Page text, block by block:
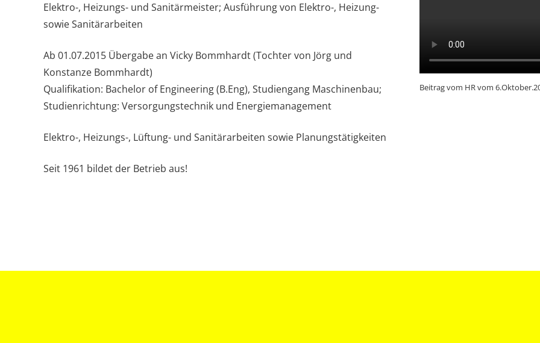
Elektro-, Heizungs- und Sanitärmeister; Ausführung von Elektro-, Heizung-
sowie Sanitärarbeiten
Ab 01.07.2015 Übergabe an Vicky Bommhardt (Tochter von Jörg und
Konstanze Bommhardt)
Qualifikation: Bachelor of Engineering (B.Eng), Studiengang Maschinenbau;
Studienrichtung: Versorgungstechnik und Energiemanagement
Elektro-, Heizungs-, Lüftung- und Sanitärarbeiten sowie Planungstätigkeiten
Seit 1961 bildet der Betrieb aus!
Beitrag vom HR vom